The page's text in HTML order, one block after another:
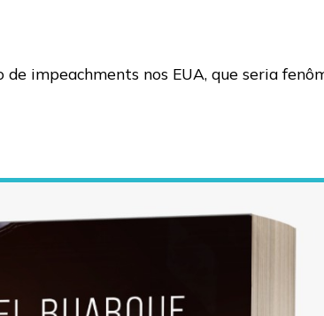
impeachments nos EUA, que seria